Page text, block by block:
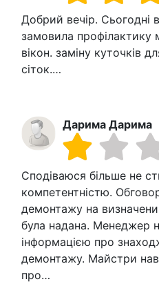
Добрий вечір. Сьогодні
замовила профілактику
вікон. заміну куточків
сіток.…
Дарима Дарима
Сподіваюся більше не
компетентністю.
демонтажу на
була надана. Менеджер
інформацією про
демонтажу. Майстри
про…